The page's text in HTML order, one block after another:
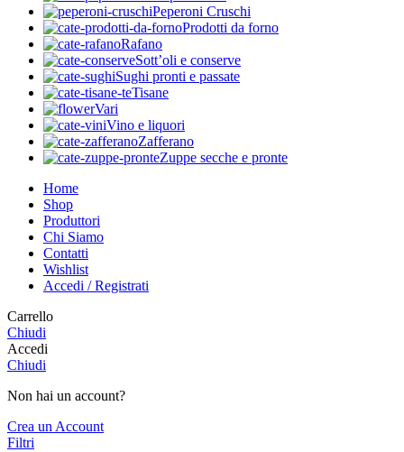
Peperoni Cruschi
Prodotti da forno
Rafano
Sott’oli e conserve
Sughi pronti e passate
Tisane
Vari
Vino e liquori
Zafferano
Zuppe secche e pronte
Home
Shop
Produttori
Chi Siamo
Contatti
Wishlist
Accedi / Registrati
Carrello
Chiudi
Accedi
Chiudi
Non hai un account?
Crea un Account
Filtri